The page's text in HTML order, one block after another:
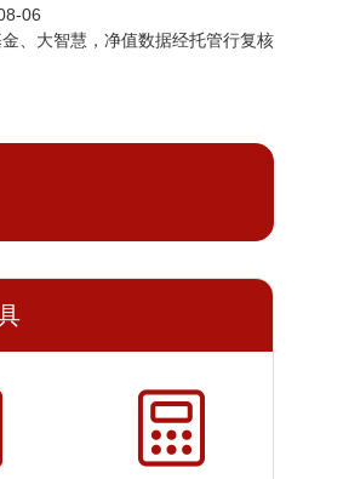
1.0685
1.0845
06
、大智慧，净值数据经托管行复核